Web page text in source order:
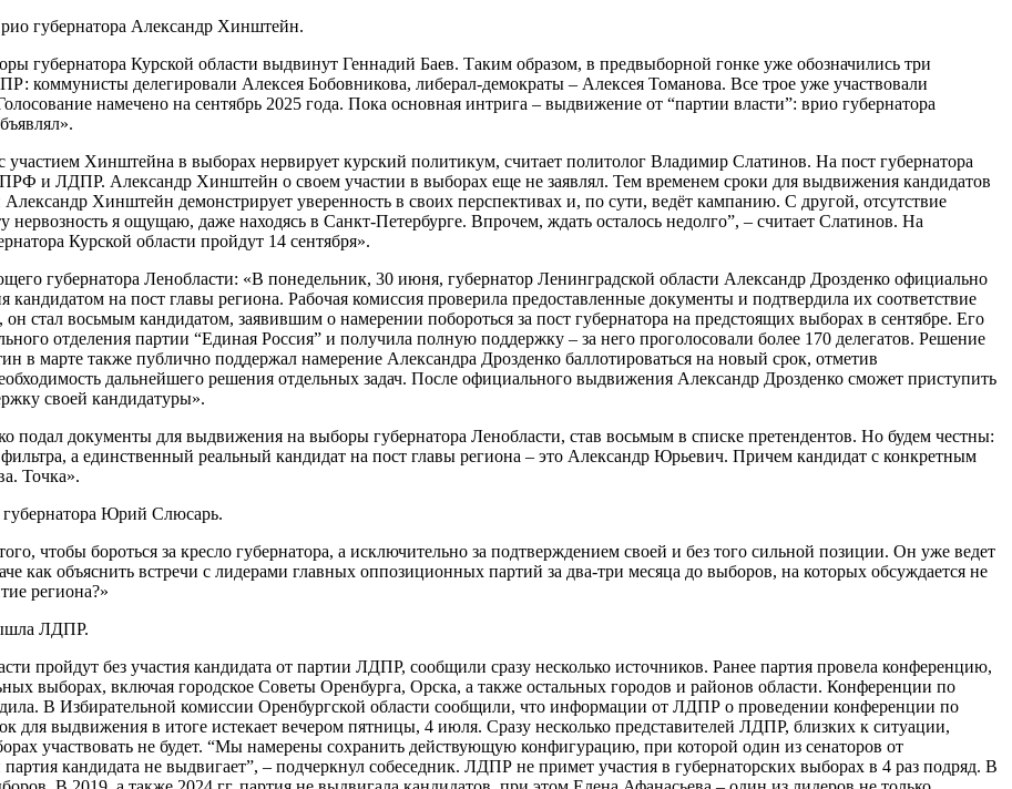
губернатора Александр Хинштейн.
губернатора Курской области выдвинут Геннадий Баев. Таким образом, в предвыборной гонке уже обозначились три
коммунисты делегировали Алексея Бобовникова, либерал-демократы – Алексея Томанова. Все трое уже участвовали
намечено на сентябрь 2025 года. Пока основная интрига – выдвижение от “партии власти”: врио губернатора
Хинштейна в выборах нервирует курский политикум, считает политолог Владимир Слатинов. На пост губернатора
и ЛДПР. Александр Хинштейн о своем участии в выборах еще не заявлял. Тем временем сроки для выдвижения кандидатов
Хинштейн демонстрирует уверенность в своих перспективах и, по сути, ведёт кампанию. С другой, отсутствие
я ощущаю, даже находясь в Санкт-Петербурге. Впрочем, ждать осталось недолго”, – считает Слатинов. На
Курской области пройдут 14 сентября».
губернатора Ленобласти: «В понедельник, 30 июня, губернатор Ленинградской области Александр Дрозденко официально
на пост главы региона. Рабочая комиссия проверила предоставленные документы и подтвердила их соответствие
стал восьмым кандидатом, заявившим о намерении побороться за пост губернатора на предстоящих выборах в сентябре. Его
отделения партии “Единая Россия” и получила полную поддержку – за него проголосовали более 170 делегатов. Решение
в марте также публично поддержал намерение Александра Дрозденко баллотироваться на новый срок, отметив
дальнейшего решения отдельных задач. После официального выдвижения Александр Дрозденко сможет приступить
своей кандидатуры».
подал документы для выдвижения на выборы губернатора Ленобласти, став восьмым в списке претендентов. Но будем честны:
а единственный реальный кандидат на пост главы региона – это Александр Юрьевич. Причем кандидат с конкретным
Точка».
губернатора Юрий Слюсарь.
чтобы бороться за кресло губернатора, а исключительно за подтверждением своей и без того сильной позиции. Он уже ведет
как объяснить встречи с лидерами главных оппозиционных партий за два-три месяца до выборов, на которых обсуждается не
региона?»
ЛДПР.
пройдут без участия кандидата от партии ЛДПР, сообщили сразу несколько источников. Ранее партия провела конференцию,
выборах, включая городское Советы Оренбурга, Орска, а также остальных городов и районов области. Конференции по
В Избирательной комиссии Оренбургской области сообщили, что информации от ЛДПР о проведении конференции по
выдвижения в итоге истекает вечером пятницы, 4 июля. Сразу несколько представителей ЛДПР, близких к ситуации,
участвовать не будет. “Мы намерены сохранить действующую конфигурацию, при которой один из сенаторов от
кандидата не выдвигает”, – подчеркнул собеседник. ЛДПР не примет участия в губернаторских выборах в 4 раз подряд. В